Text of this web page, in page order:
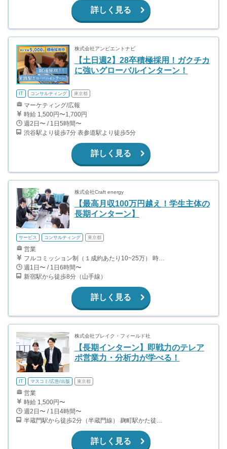
詳しく見る
株式会社アンビエントナビ
【土日週2】28卒積極採用！ガクチカ
に強いグローバルインターン！
IT コンサルティング 東京都
マーケティング/広報
時給 1,500円〜1,700円
週2日〜 / 1日5時間〜
渋谷駅より徒歩7分 表参道駅より徒歩5分
詳しく見る
株式会社Craft energy
【最高月収100万円越え！学生主体の
長期インターン】
サービス コンサルティング 東京都
営業
フルコミッション制（１成約あたり10~25万） 時給換算で（2000円〜2500円）程度が目安となります。 月100万を稼ぐ学生多数在籍しています。 ■収入例 〇入社1か月目（早稲田大学2年生） 役職：アポインター 月間1契約×10万円＝10万円 ＋交通費 〇入社3か月目（明治大学2年生） 役職：アポインター 月間2契約×13万円＝26万円 ＋交通費 〇入社6か月目（慶應義塾大学3年生） 役職：アポインター 月間5契約×15万円＝75万円 ＋交通費 〇入社15か月目（東京大学3年生） 役職：クローザー 月間3契約×25万=75万円 ＋交通費 交通費支給あり
週1日〜 / 1日6時間〜
新宿駅から徒歩8分（山手線）
詳しく見る
株式会社ブレイク・フィールド社
【長期インターン】即戦力のテレア
ポ営業力・分析力が学べる！
IT マスコミ/広告/出版 東京都
営業
時給 1,500円〜
週2日〜 / 1日4時間〜
半蔵門駅から徒歩2分（半蔵門線） 麹町駅かた徒歩10分（有楽町線）
詳しく見る